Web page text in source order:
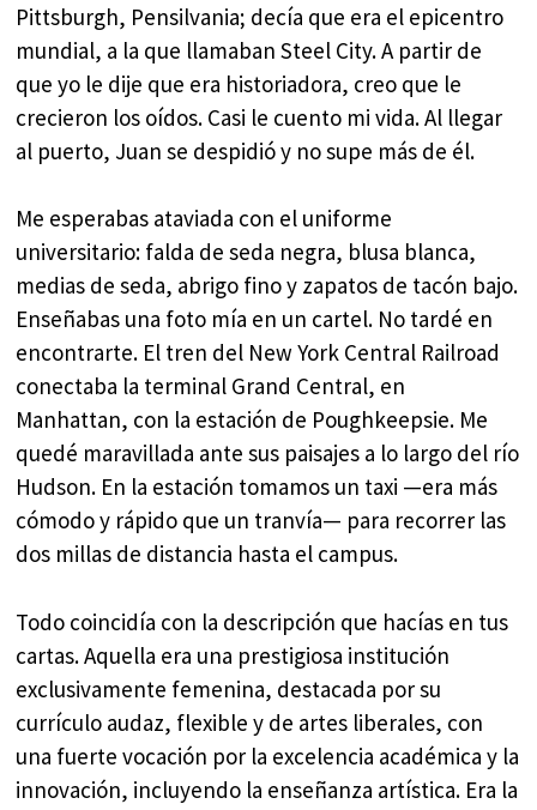
Pittsburgh, Pensilvania; decía que era el epicentro
mundial, a la que llamaban Steel City. A partir de
que yo le dije que era historiadora, creo que le
crecieron los oídos. Casi le cuento mi vida. Al llegar
al puerto, Juan se despidió y no supe más de él.
Me esperabas ataviada con el uniforme
universitario: falda de seda negra, blusa blanca,
medias de seda, abrigo fino y zapatos de tacón bajo.
Enseñabas una foto mía en un cartel. No tardé en
encontrarte. El tren del New York Central Railroad
conectaba la terminal Grand Central, en
Manhattan, con la estación de Poughkeepsie. Me
quedé maravillada ante sus paisajes a lo largo del río
Hudson. En la estación tomamos un taxi —era más
cómodo y rápido que un tranvía— para recorrer las
dos millas de distancia hasta el campus.
Todo coincidía con la descripción que hacías en tus
cartas. Aquella era una prestigiosa institución
exclusivamente femenina, destacada por su
currículo audaz, flexible y de artes liberales, con
una fuerte vocación por la excelencia académica y la
innovación, incluyendo la enseñanza artística. Era la